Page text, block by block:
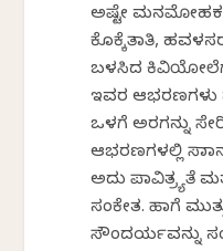
ಅಷ್ಟೇ ಮನಮೋಹಕ
ಕೊಕ್ಕೆತಾತಿ,
ಬಳಸಿದ
ಇವರ ಆಭರಣಗಳು
ಒಳಗೆ ಅರಗನ್ನು
ಆಭರಣಗಳಲ್ಲಿ
ಅದು ಪಾವಿತ್ರ್ಯತೆ
ಸಂಕೇತ. ಹಾಗೆ
ಸೌಂದರ್ಯವನ್ನು